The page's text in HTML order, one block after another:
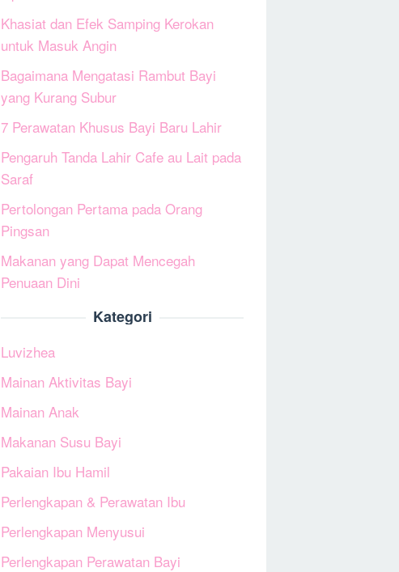
Khasiat dan Efek Samping Kerokan
untuk Masuk Angin
Bagaimana Mengatasi Rambut Bayi
yang Kurang Subur
7 Perawatan Khusus Bayi Baru Lahir
Pengaruh Tanda Lahir Cafe au Lait pada
Saraf
Pertolongan Pertama pada Orang
Pingsan
Makanan yang Dapat Mencegah
Penuaan Dini
Kategori
Luvizhea
Mainan Aktivitas Bayi
Mainan Anak
Makanan Susu Bayi
Pakaian Ibu Hamil
Perlengkapan & Perawatan Ibu
Perlengkapan Menyusui
Perlengkapan Perawatan Bayi